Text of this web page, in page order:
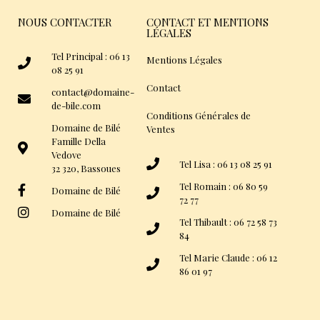
NOUS CONTACTER
Tel Principal : 06 13
08 25 91
contact@domaine-
de-bile.com
Domaine de Bilé
Famille Della
Vedove
32 320, Bassoues
Domaine de Bilé
Domaine de Bilé
CONTACT ET MENTIONS
LÉGALES
Mentions Légales
Contact
Conditions Générales de
Ventes
Tel Lisa : 06 13 08 25 91
Tel Romain : 06 80 59
72 77
Tel Thibault : 06 72 58 73
84
Tel Marie Claude : 06 12
86 01 97